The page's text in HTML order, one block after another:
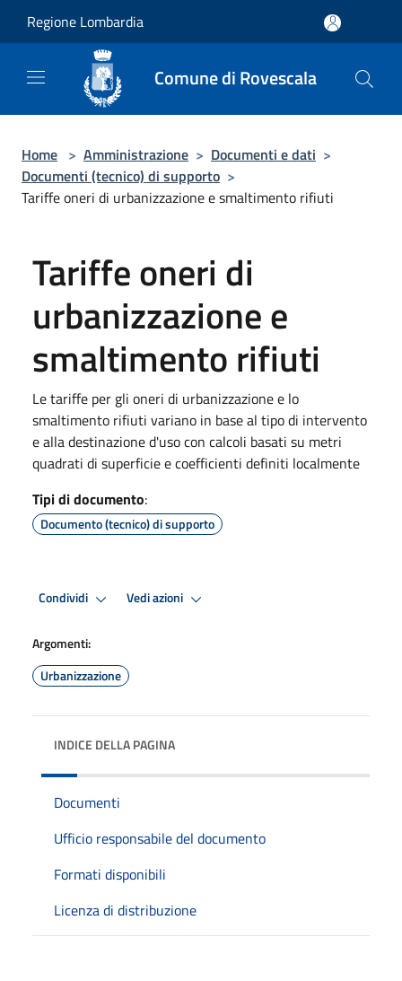
Regione Lombardia
Comune di Rovescala
Home > Amministrazione > Documenti e dati >
Documenti (tecnico) di supporto >
Tariffe oneri di urbanizzazione e smaltimento rifiuti
Tariffe oneri di
urbanizzazione e
smaltimento rifiuti
Le tariffe per gli oneri di urbanizzazione e lo
smaltimento rifiuti variano in base al tipo di intervento
e alla destinazione d'uso con calcoli basati su metri
quadrati di superficie e coefficienti definiti localmente
Tipi di documento:
Documento (tecnico) di supporto
Condividi Vedi azioni
Argomenti:
Urbanizzazione
INDICE DELLA PAGINA
Documenti
Ufficio responsabile del documento
Formati disponibili
Licenza di distribuzione